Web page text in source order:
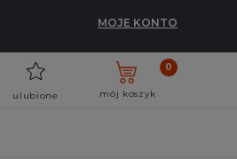
MOJE KONTO
mój koszyk
0
ulubione